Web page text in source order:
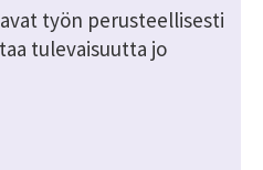
työn perusteellisesti
tulevaisuutta jo